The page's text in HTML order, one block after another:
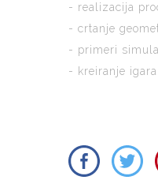
- realizacija
- crtanje
- primeri
- kreiranje igara